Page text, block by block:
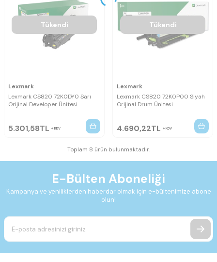
Tükendi
Lexmark
Lexmark CS820 72K0DY0 Sarı
Orijinal Developer Ünitesi
5.301,58TL KDV
Tükendi
Lexmark
Lexmark CS820 72K0P00 Siyah
Orijinal Drum Ünitesi
4.690,22TL KDV
Toplam 8 ürün bulunmaktadır.
E-Bülten Aboneliği
Kampanya ve yeniliklerden haberdar olmak için e-bültenimize abone
olun!